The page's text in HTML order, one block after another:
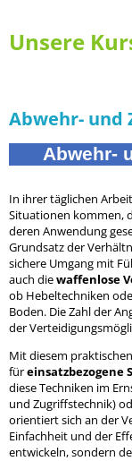
Unsere
Abwehr- und
Abwehr-
In ihrer täglichen
Situationen kommen,
deren Anwendung
Grundsatz der
sichere Umgang mit
auch diewaffenlose
ob Hebeltechniken
Boden. Die Zahl der
der
Mit diesem
füreinsatzbezogene
diese Techniken im
und Zugriffstechnik)
orientiert sich an der
Einfachheit und der
entwickeln, sondern